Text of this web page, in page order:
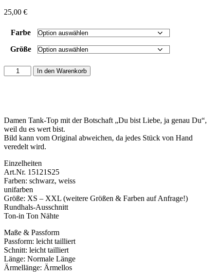
25,00 €
Farbe
Größe
Tank
Top
genau…
Du."
Menge
In den Warenkorb
Damen Tank-Top mit der Botschaft „Du bist Liebe, ja genau Du“,
weil du es wert bist.
Bild kann vom Original abweichen, da jedes Stück von Hand
veredelt wird.
Einzelheiten
Art.Nr. 15121S25
Farben: schwarz, weiss
unifarben
Größe: XS – XXL (weitere Größen & Farben auf Anfrage!)
Rundhals-Ausschnitt
Ton-in Ton Nähte
Maße & Passform
Passform: leicht tailliert
Schnitt: leicht tailliert
Länge: Normale Länge
Ärmellänge: Ärmellos